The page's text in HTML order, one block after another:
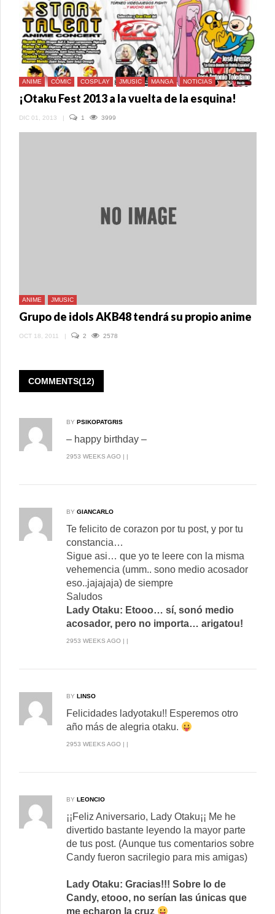
ANIME CÓMIC COSPLAY JMUSIC MANGA NOTICIAS
¡Otaku Fest 2013 a la vuelta de la esquina!
DIC 01, 2013 | 1 3999
ANIME JMUSIC
Grupo de idols AKB48 tendrá su propio anime
OCT 18, 2011 2 2578
COMMENTS(12)
BY PSIKOPATGRIS
– happy birthday –
2953 WEEKS AGO | |
BY GIANCARLO
Te felicito de corazon por tu post, y por tu
constancia…
Sigue asi… que yo te leere con la misma
vehemencia (umm.. sono medio acosador
eso..jajajaja) de siempre
Saludos
Lady Otaku: Etooo… sí, sonó medio
acosador, pero no importa… arigatou!
2953 WEEKS AGO | |
BY LINSO
Felicidades ladyotaku!! Esperemos otro
año más de alegria otaku.
2953 WEEKS AGO | |
BY LEONCIO
¡¡Feliz Aniversario, Lady Otaku¡¡ Me he
divertido bastante leyendo la mayor parte
de tus post. (Aunque tus comentarios sobre
Candy fueron sacrilegio para mis amigas)
Lady Otaku: Gracias!!! Sobre lo de
Candy, etooo, no serían las únicas que
me echaron la cruz